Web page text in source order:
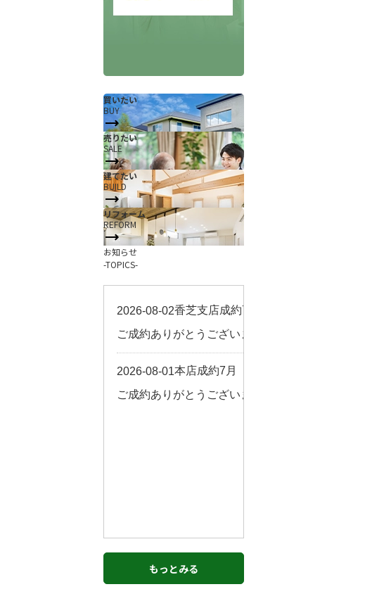
当社について 会社概要
香芝支店紹介ページ
採用情報
お知らせ
コラム
お客様の声
来店予約
よくある質問
サイトマップ
買いたい
BUY
売りたい
SALE
建てたい
BUILD
リフォーム
REFORM
お知らせ
-TOPICS-
もっとみる